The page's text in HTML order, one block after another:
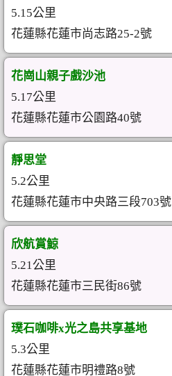
5.15公里
花蓮縣花蓮市尚志路25-2號
花崗山親子戲沙池
5.17公里
花蓮縣花蓮市公園路40號
靜思堂
5.2公里
花蓮縣花蓮市中央路三段703號
欣航賞鯨
5.21公里
花蓮縣花蓮市三民街86號
璞石咖啡x光之島共享基地
5.3公里
花蓮縣花蓮市明禮路8號